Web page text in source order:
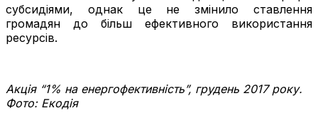
субсидіями, однак це не змінило ставлення
громадян до більш ефективного використання
ресурсів.
Акція “1% на енергофективність”, грудень 2017 року.
Фото: Екодія